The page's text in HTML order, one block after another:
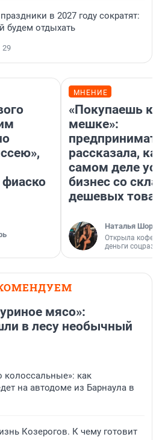
в 2027 году сократят:
будем отдыхать
29
МНЕНИЕ
«Покупаешь
мешке»:
рассказала,
самом деле
бизнес со
дешевых
Наталья
Открыла
деньги
мясо»:
в лесу необычный
колоссальные»: как
на автодоме из Барнаула в
Козерогов. К чему готовит